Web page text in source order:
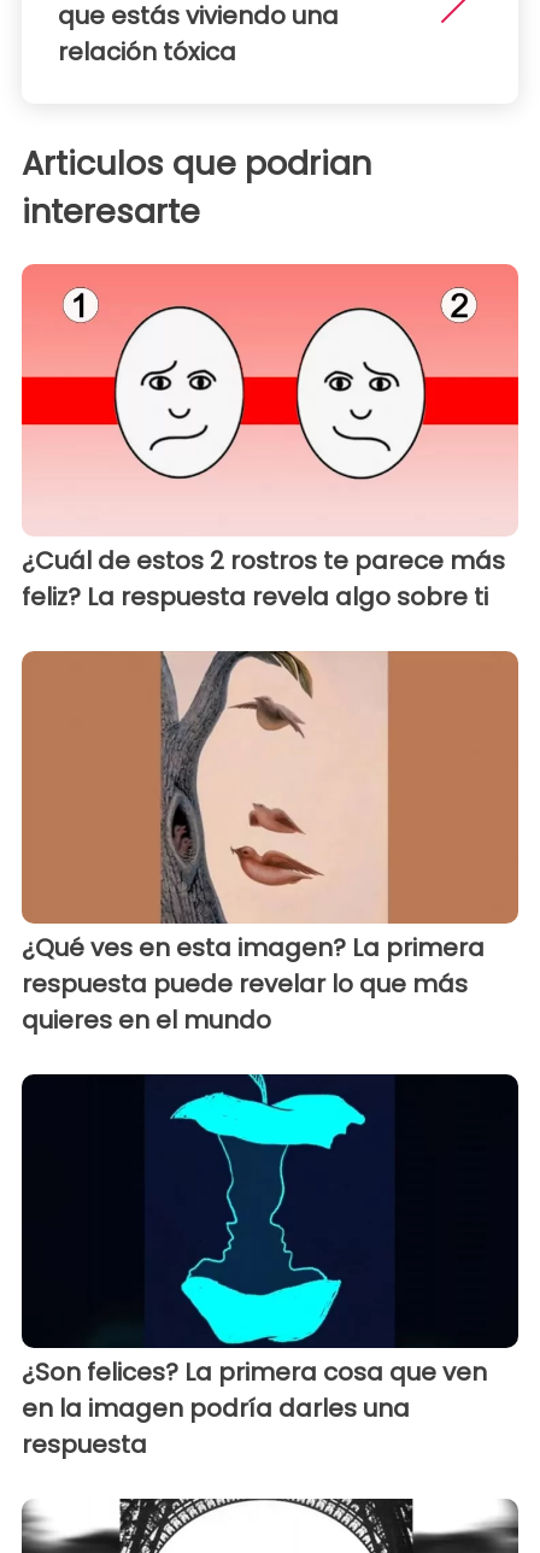
que estás viviendo una
relación tóxica
Articulos que podrian
interesarte
¿Cuál de estos 2 rostros te parece más
feliz? La respuesta revela algo sobre ti
¿Qué ves en esta imagen? La primera
respuesta puede revelar lo que más
quieres en el mundo
¿Son felices? La primera cosa que ven
en la imagen podría darles una
respuesta